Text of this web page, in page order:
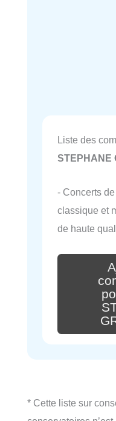
Liste des
STEPHANE
- Concerts
classique et
de haute
* Cette liste sur